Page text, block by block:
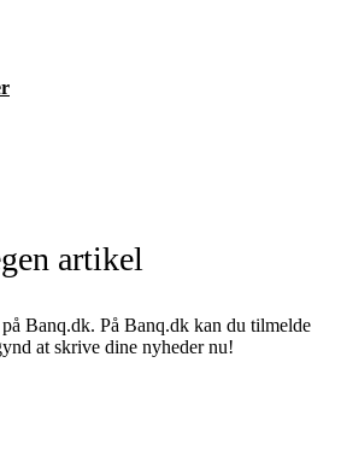
artikel
Banq.dk. På Banq.dk kan du tilmelde
at skrive dine nyheder nu!